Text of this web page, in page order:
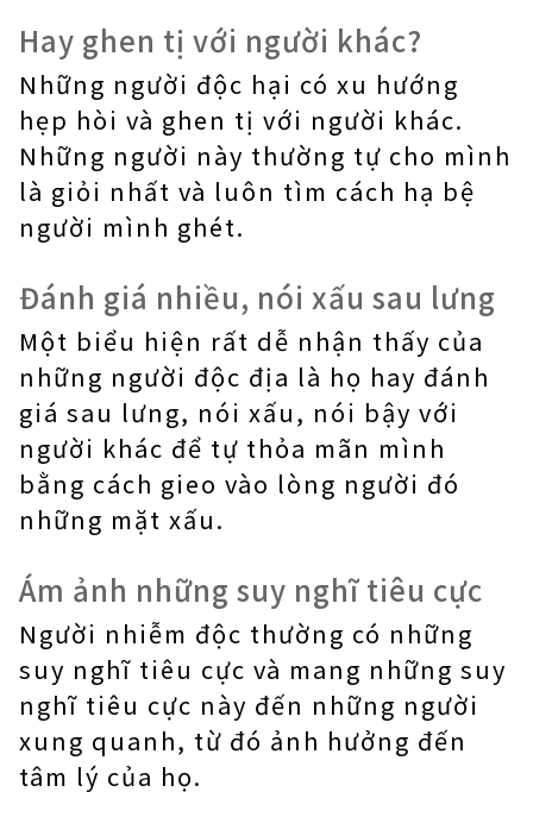
Hay ghen tị với người khác?
Những người độc hại có xu hướng
hẹp hòi và ghen tị với người khác.
Những người này thường tự cho mình
là giỏi nhất và luôn tìm cách hạ bệ
người mình ghét.
Đánh giá nhiều, nói xấu sau lưng
Một biểu hiện rất dễ nhận thấy của
những người độc địa là họ hay đánh
giá sau lưng, nói xấu, nói bậy với
người khác để tự thỏa mãn mình
bằng cách gieo vào lòng người đó
những mặt xấu.
Ám ảnh những suy nghĩ tiêu cực
Người nhiễm độc thường có những
suy nghĩ tiêu cực và mang những suy
nghĩ tiêu cực này đến những người
xung quanh, từ đó ảnh hưởng đến
tâm lý của họ.